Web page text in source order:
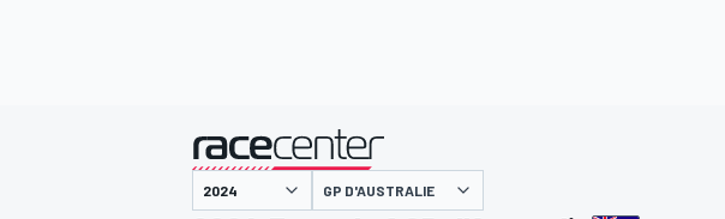
présenté par
GP D'AUSTRALIE